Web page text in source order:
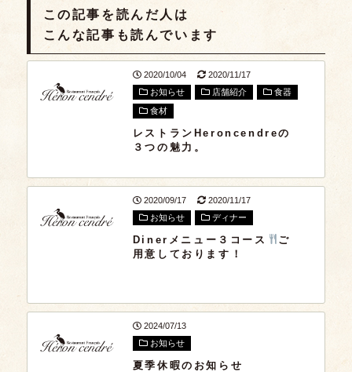
この記事を読んだ人は
こんな記事も読んでいます
2020/10/04
2020/11/17
お知らせ
店舗紹介
食器
食材
レストランHeroncendreの
３つの魅力。
2020/09/17
2020/11/17
お知らせ
ディナー
Dinerメニュー３コース
ご
用意しております！
2024/07/13
お知らせ
夏季休暇のお知らせ